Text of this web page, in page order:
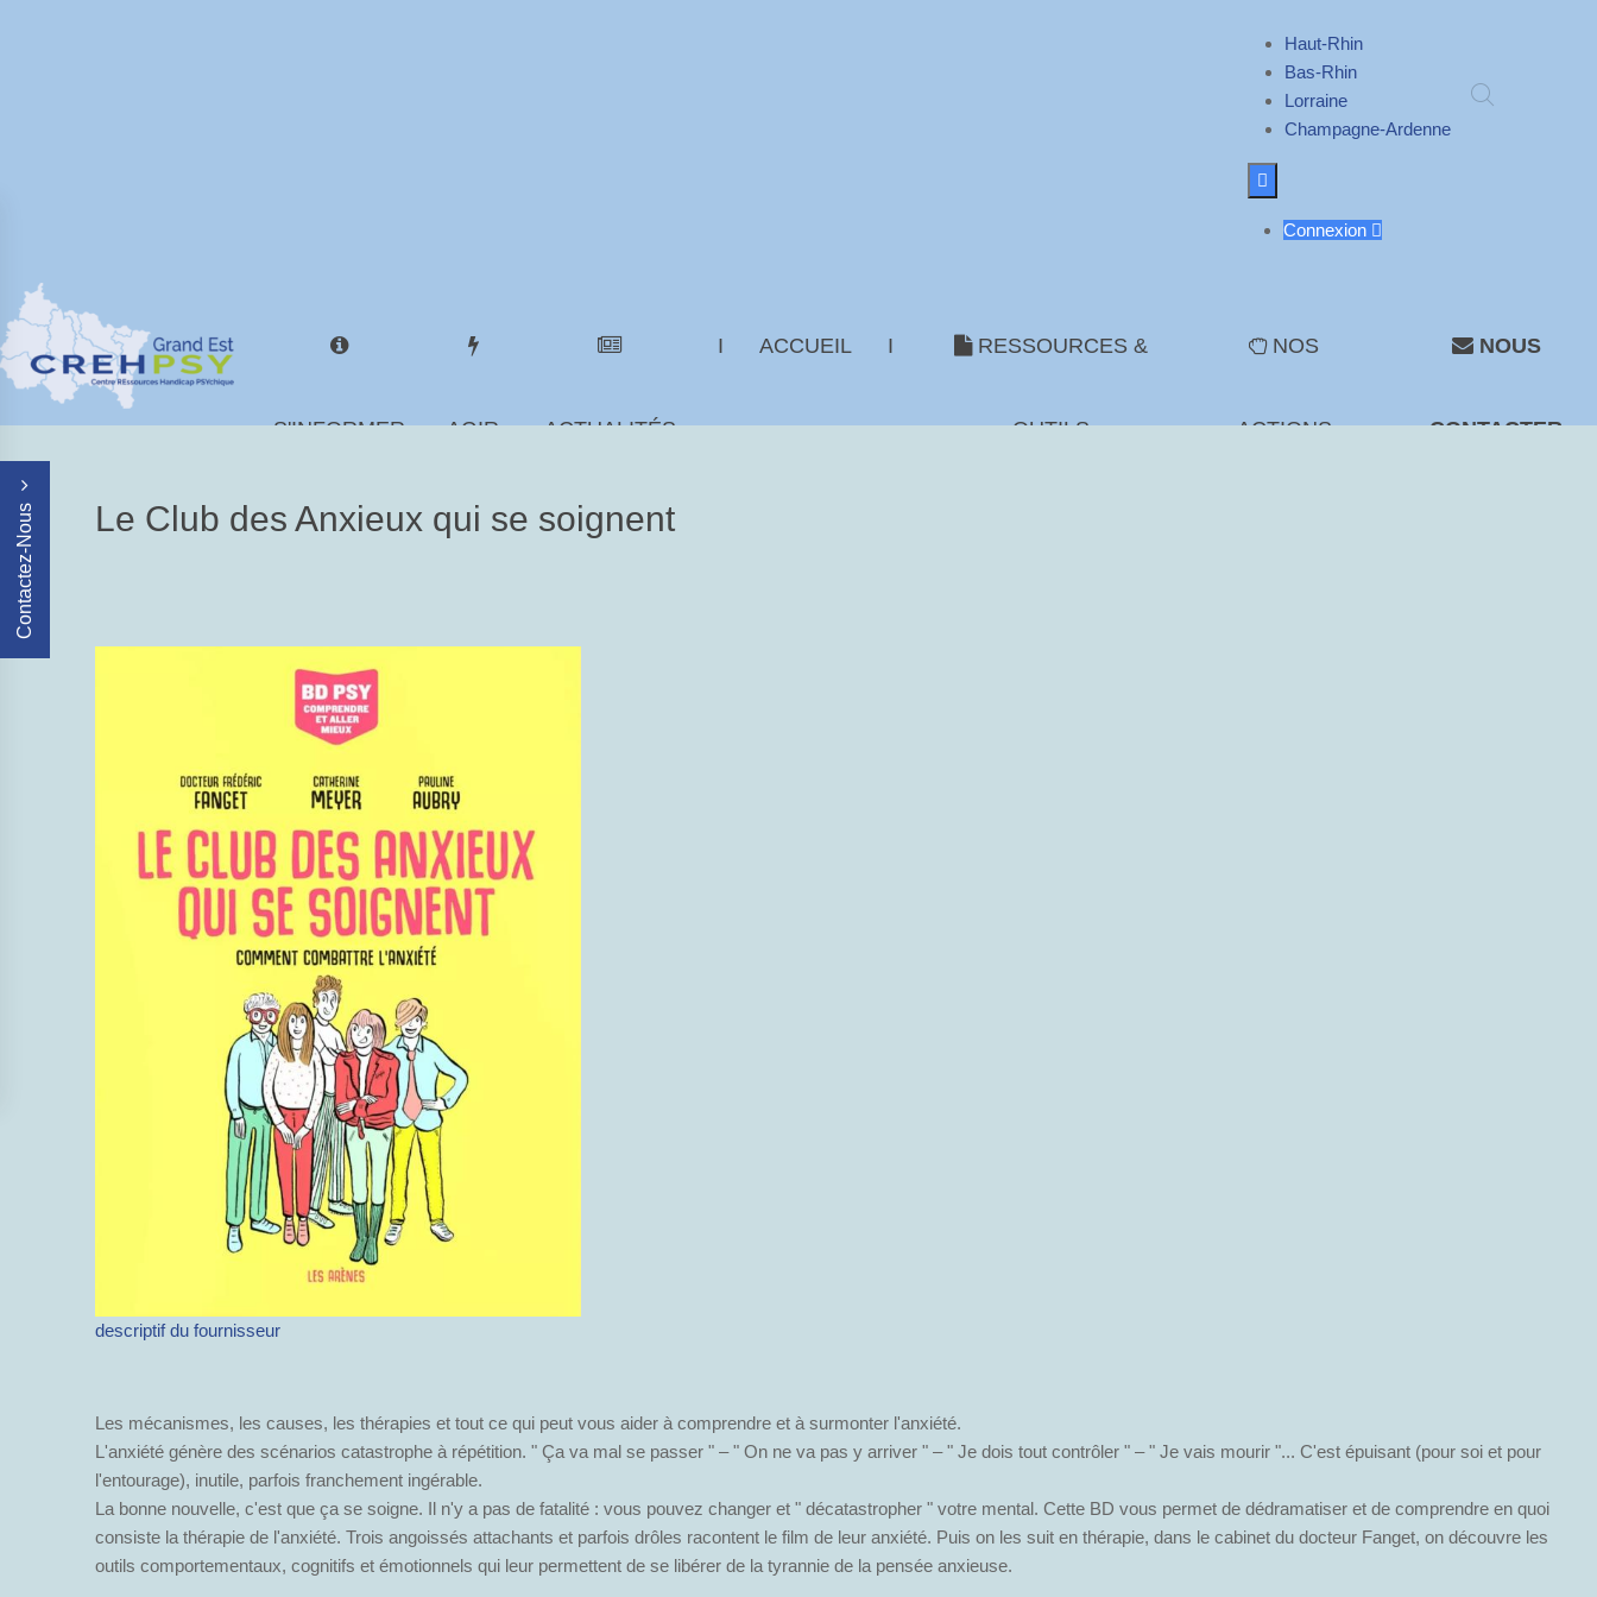
Haut-Rhin
Bas-Rhin
Lorraine
Champagne-Ardenne

Connexion 
S'INFORMER AGIR ACTUALITÉS
I ACCUEIL I RESSOURCES &
OUTILS
NOS
ACTIONS
NOUS
CONTACTER
Contactez-Nous Le Club des Anxieux qui se soignent
descriptif du fournisseur
Les mécanismes, les causes, les thérapies et tout ce qui peut vous aider à comprendre et à surmonter l'anxiété.
L'anxiété génère des scénarios catastrophe à répétition. " Ça va mal se passer " – " On ne va pas y arriver " – " Je dois tout contrôler " – " Je vais mourir "... C'est épuisant (pour soi et pour
l'entourage), inutile, parfois franchement ingérable.
La bonne nouvelle, c'est que ça se soigne. Il n'y a pas de fatalité : vous pouvez changer et " décatastropher " votre mental. Cette BD vous permet de dédramatiser et de comprendre en quoi
consiste la thérapie de l'anxiété. Trois angoissés attachants et parfois drôles racontent le film de leur anxiété. Puis on les suit en thérapie, dans le cabinet du docteur Fanget, on découvre les
outils comportementaux, cognitifs et émotionnels qui leur permettent de se libérer de la tyrannie de la pensée anxieuse.